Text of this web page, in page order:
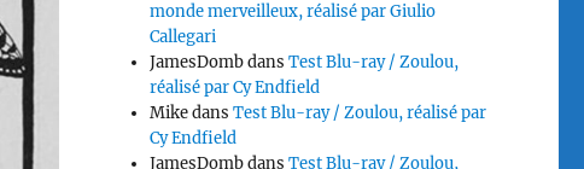
monde merveilleux, réalisé par Giulio
Callegari
JamesDombdansTest Blu-ray / Zoulou,
réalisé par Cy Endfield
MikedansTest Blu-ray / Zoulou, réalisé par
Cy Endfield
JamesDombdansTest Blu-ray / Zoulou,